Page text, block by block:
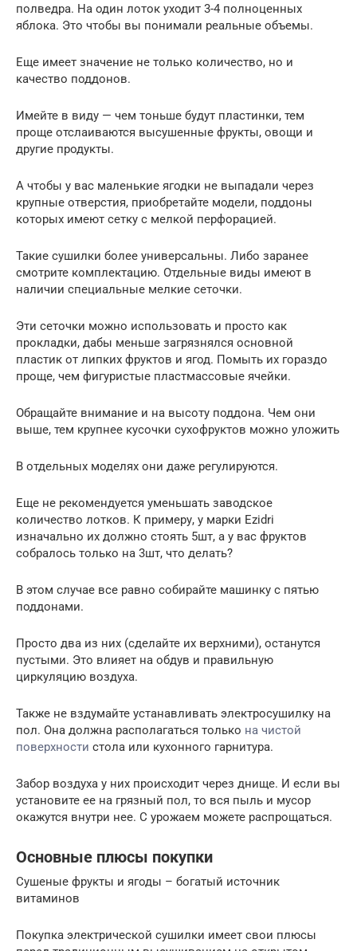
полведра. На один лоток уходит 3-4 полноценных
яблока. Это чтобы вы понимали реальные объемы.
Еще имеет значение не только количество, но и
качество поддонов.
Имейте в виду — чем тоньше будут пластинки, тем
проще отслаиваются высушенные фрукты, овощи и
другие продукты.
А чтобы у вас маленькие ягодки не выпадали через
крупные отверстия, приобретайте модели, поддоны
которых имеют сетку с мелкой перфорацией.
Такие сушилки более универсальны. Либо заранее
смотрите комплектацию. Отдельные виды имеют в
наличии специальные мелкие сеточки.
Эти сеточки можно использовать и просто как
прокладки, дабы меньше загрязнялся основной
пластик от липких фруктов и ягод. Помыть их гораздо
проще, чем фигуристые пластмассовые ячейки.
Обращайте внимание и на высоту поддона. Чем они
выше, тем крупнее кусочки сухофруктов можно уложить
В отдельных моделях они даже регулируются.
Еще не рекомендуется уменьшать заводское
количество лотков. К примеру, у марки Ezidri
изначально их должно стоять 5шт, а у вас фруктов
собралось только на 3шт, что делать?
В этом случае все равно собирайте машинку с пятью
поддонами.
Просто два из них (сделайте их верхними), останутся
пустыми. Это влияет на обдув и правильную
циркуляцию воздуха.
Также не вздумайте устанавливать электросушилку на
пол. Она должна располагаться только на чистой
поверхности стола или кухонного гарнитура.
Забор воздуха у них происходит через днище. И если вы
установите ее на грязный пол, то вся пыль и мусор
окажутся внутри нее. С урожаем можете распрощаться.
Основные плюсы покупки
Сушеные фрукты и ягоды – богатый источник
витаминов
Покупка электрической сушилки имеет свои плюсы